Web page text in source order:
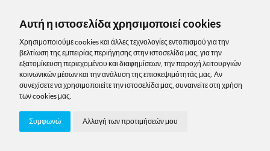
Αυτή η ιστοσελίδα χρησιμοποιεί cookies
Χρησιμοποιούμε cookies και άλλες τεχνολογίες εντοπισμού για την
βελτίωση της εμπειρίας περιήγησης στην ιστοσελίδα μας, για την
εξατομίκευση περιεχομένου και διαφημίσεων, την παροχή λειτουργιών
κοινωνικών μέσων και την ανάλυση της επισκεψιμότητάς μας. Αν
συνεχίσετε να χρησιμοποιείτε την ιστοσελίδα μας, συναινείτε στη χρήση
των cookies μας.
Συμφωνώ Αλλαγή των προτιμήσεών μου
ΓΕΜΗ: 144043901000
Πληροφορίες
Social media